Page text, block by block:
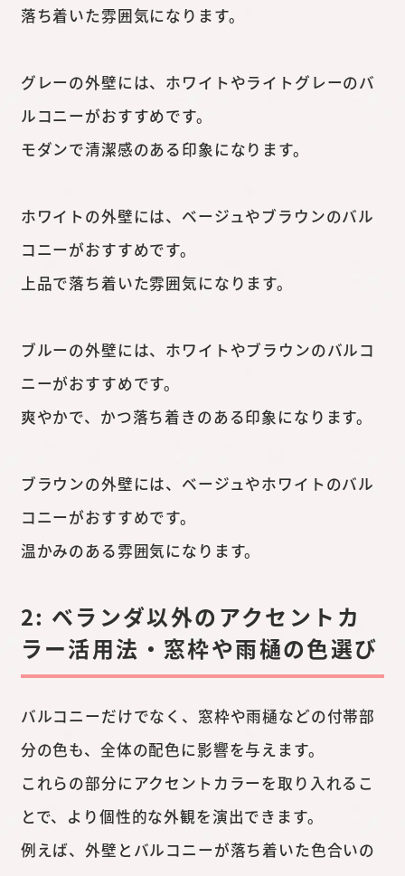
落ち着いた雰囲気になります。
グレーの外壁には、ホワイトやライトグレーのバ
ルコニーがおすすめです。
モダンで清潔感のある印象になります。
ホワイトの外壁には、ベージュやブラウンのバル
コニーがおすすめです。
上品で落ち着いた雰囲気になります。
ブルーの外壁には、ホワイトやブラウンのバルコ
ニーがおすすめです。
爽やかで、かつ落ち着きのある印象になります。
ブラウンの外壁には、ベージュやホワイトのバル
コニーがおすすめです。
温かみのある雰囲気になります。
2: ベランダ以外のアクセントカ
ラー活用法・窓枠や雨樋の色選び
バルコニーだけでなく、窓枠や雨樋などの付帯部
分の色も、全体の配色に影響を与えます。
これらの部分にアクセントカラーを取り入れるこ
とで、より個性的な外観を演出できます。
例えば、外壁とバルコニーが落ち着いた色合いの